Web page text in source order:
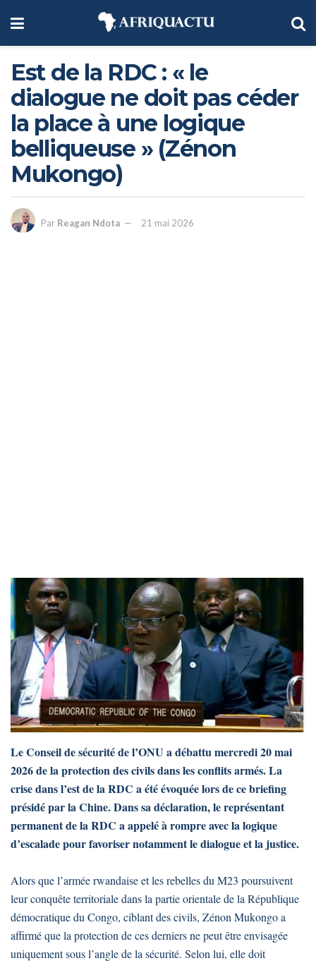
Est de la RDC : « le
dialogue ne doit pas céder
la place à une logique
belliqueuse » (Zénon
Mukongo)
Par Reagan Ndota 21 mai 2026
Le Conseil de sécurité de l’ONU a débattu mercredi 20 mai
2026 de la protection des civils dans les conflits armés. La
crise dans l’est de la RDC a été évoquée lors de ce briefing
présidé par la Chine. Dans sa déclaration, le représentant
permanent de la RDC a appelé à rompre avec la logique
d’escalade pour favoriser notamment le dialogue et la justice.
Alors que l’armée rwandaise et les rebelles du M23 poursuivent
leur conquête territoriale dans la partie orientale de la République
démocratique du Congo, ciblant des civils, Zénon Mukongo a
affirmé que la protection de ces derniers ne peut être envisagée
uniquement sous l’angle de la sécurité. Selon lui, elle doit